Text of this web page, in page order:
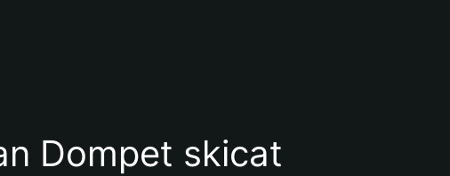
Dompet skicat